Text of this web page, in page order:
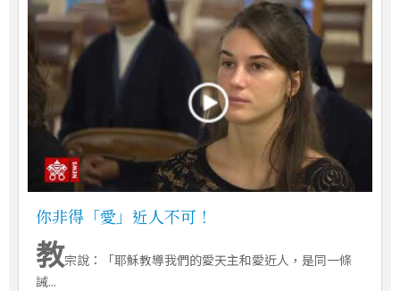
你非得「愛」近人不可！
教宗說：「耶穌教導我們的愛天主和愛近人，是同一條
誡...